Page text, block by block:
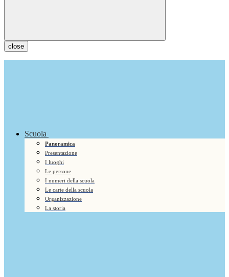
close
Scuola
Panoramica
Presentazione
I luoghi
Le persone
I numeri della scuola
Le carte della scuola
Organizzazione
La storia